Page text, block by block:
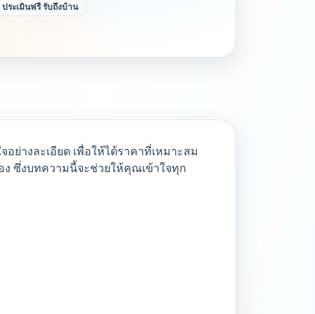
ระเมินฟรี รับถึงบ้าน
างละเอียด เพื่อให้ได้ราคาที่เหมาะสม
ซึ่งบทความนี้จะช่วยให้คุณเข้าใจทุก